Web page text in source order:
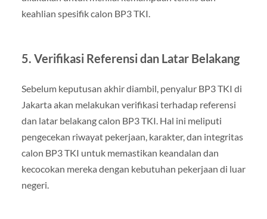
keahlian spesifik calon BP3 TKI.
5. Verifikasi Referensi dan Latar Belakang
Sebelum keputusan akhir diambil, penyalur BP3 TKI di
Jakarta akan melakukan verifikasi terhadap referensi
dan latar belakang calon BP3 TKI. Hal ini meliputi
pengecekan riwayat pekerjaan, karakter, dan integritas
calon BP3 TKI untuk memastikan keandalan dan
kecocokan mereka dengan kebutuhan pekerjaan di luar
negeri.